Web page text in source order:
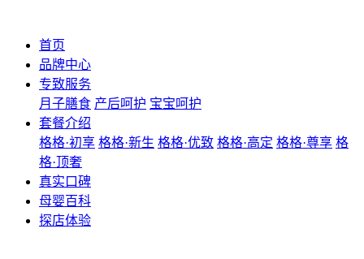
首页
品牌中心
专致服务
月子膳食 产后呵护 宝宝呵护
套餐介绍
格格·初享 格格·新生 格格·优致 格格·高定 格格·尊享 格
格·顶奢
真实口碑
母婴百科
探店体验